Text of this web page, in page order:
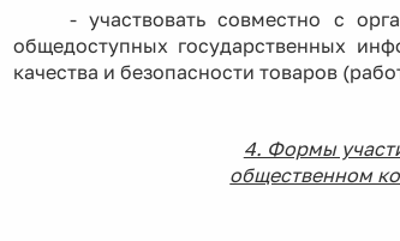
- участвовать совместно с
общедоступных государственных
качества и безопасности товаров
4. Формы
общественном